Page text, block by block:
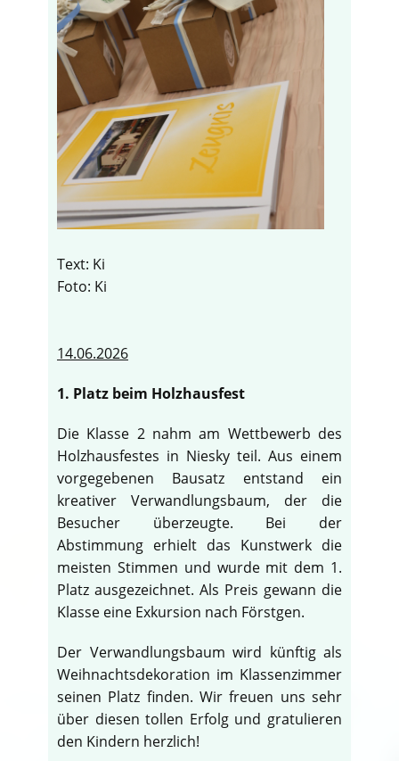
Text: Ki
Foto: Ki
14.06.2026
1. Platz beim Holzhausfest
Die Klasse 2 nahm am Wettbewerb des
Holzhausfestes in Niesky teil. Aus einem
vorgegebenen Bausatz entstand ein
kreativer Verwandlungsbaum, der die
Besucher überzeugte. Bei der
Abstimmung erhielt das Kunstwerk die
meisten Stimmen und wurde mit dem 1.
Platz ausgezeichnet. Als Preis gewann die
Klasse eine Exkursion nach Förstgen.
Der Verwandlungsbaum wird künftig als
Weihnachtsdekoration im Klassenzimmer
seinen Platz finden. Wir freuen uns sehr
über diesen tollen Erfolg und gratulieren
den Kindern herzlich!